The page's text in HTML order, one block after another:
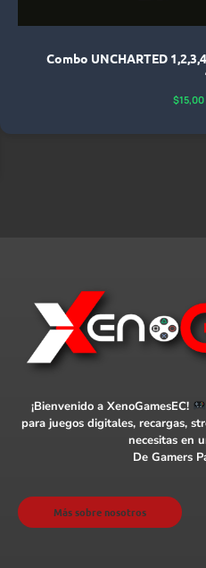
Combo UNCHARTED
$15,00
¡Bienvenido a XenoGamesEC!
para juegos digitales, recargas,
necesitas en
De Gamers
Más sobre nosotros